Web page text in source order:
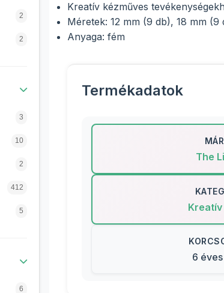
2
2
1
3
10
2
412
5
428
6
Kreatív kézműves
Méretek: 12 mm (9 db), 18 mm (9
Anyaga: fém
Termékadatok
The
6